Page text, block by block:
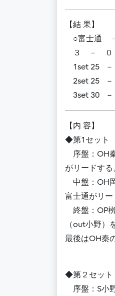
【結 果】
○富士通
３ － ０
1set 25
2set 25
3set 30
【内 容】
◆第1セット
序盤：OH
がリードする
中盤：OH
富士通がリー
終盤：OP
（out小野）
最後はOH秦
◆第２セット
序盤：S小